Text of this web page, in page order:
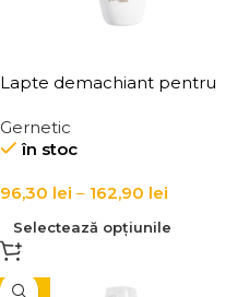
Lapte demachiant pentru
Glyco Cleansing Milk for the
Face
Gernetic
în stoc
96,30 lei – 162,90 lei
Selectează opțiunile
-10%